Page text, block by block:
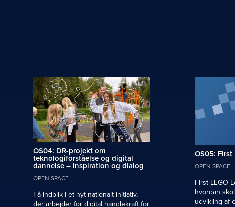
OS04: DR-projekt om
teknologiforståelse og digital
dannelse – inspiration og dialog
OPEN SPACE
Få indblik i et nyt nationalt initiativ,
der arbejder for digital handlekraft for
OS05: First
OPEN SPACE
First LEGO
hvordan
udvikling af